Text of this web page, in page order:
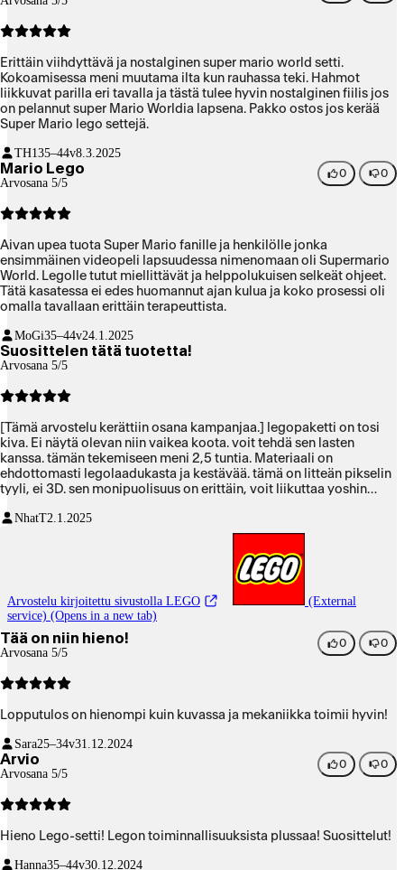
Erittäin viihdyttävä ja nostalginen super mario world setti.
Kokoamisessa meni muutama ilta kun rauhassa teki. Hahmot
liikkuvat parilla eri tavalla ja tästä tulee hyvin nostalginen fiilis jos
on pelannut super Mario Worldia lapsena. Pakko ostos jos kerää
Super Mario lego settejä.
TH135–44v8.3.2025
Mario Lego
Arvosana 5/5
0 0
Aivan upea tuota Super Mario fanille ja henkilölle jonka
ensimmäinen videopeli lapsuudessa nimenomaan oli Supermario
World. Legolle tutut miellittävät ja helppolukuisen selkeät ohjeet.
Tätä kasatessa ei edes huomannut ajan kulua ja koko prosessi oli
omalla tavallaan erittäin terapeuttista.
MoGi35–44v24.1.2025
Suosittelen tätä tuotetta!
Arvosana 5/5
[Tämä arvostelu kerättiin osana kampanjaa.] legopaketti on tosi
kiva. Ei näytä olevan niin vaikea koota. voit tehdä sen lasten
kanssa. tämän tekemiseen meni 2,5 tuntia. Materiaali on
ehdottomasti legolaadukasta ja kestävää. tämä on litteän pikselin
tyyli, ei 3D. sen monipuolisuus on erittäin, voit liikuttaa yoshin
NhatT2.1.2025
Arvostelu kirjoitettu sivustolla LEGO
(External
service) (Opens in a new tab)
Tää on niin hieno!
Arvosana 5/5
0 0
Lopputulos on hienompi kuin kuvassa ja mekaniikka toimii hyvin!
Sara25–34v31.12.2024
Arvio
Arvosana 5/5
0 0
Hieno Lego-setti! Legon toiminnallisuuksista plussaa! Suosittelut!
Hanna35–44v30.12.2024